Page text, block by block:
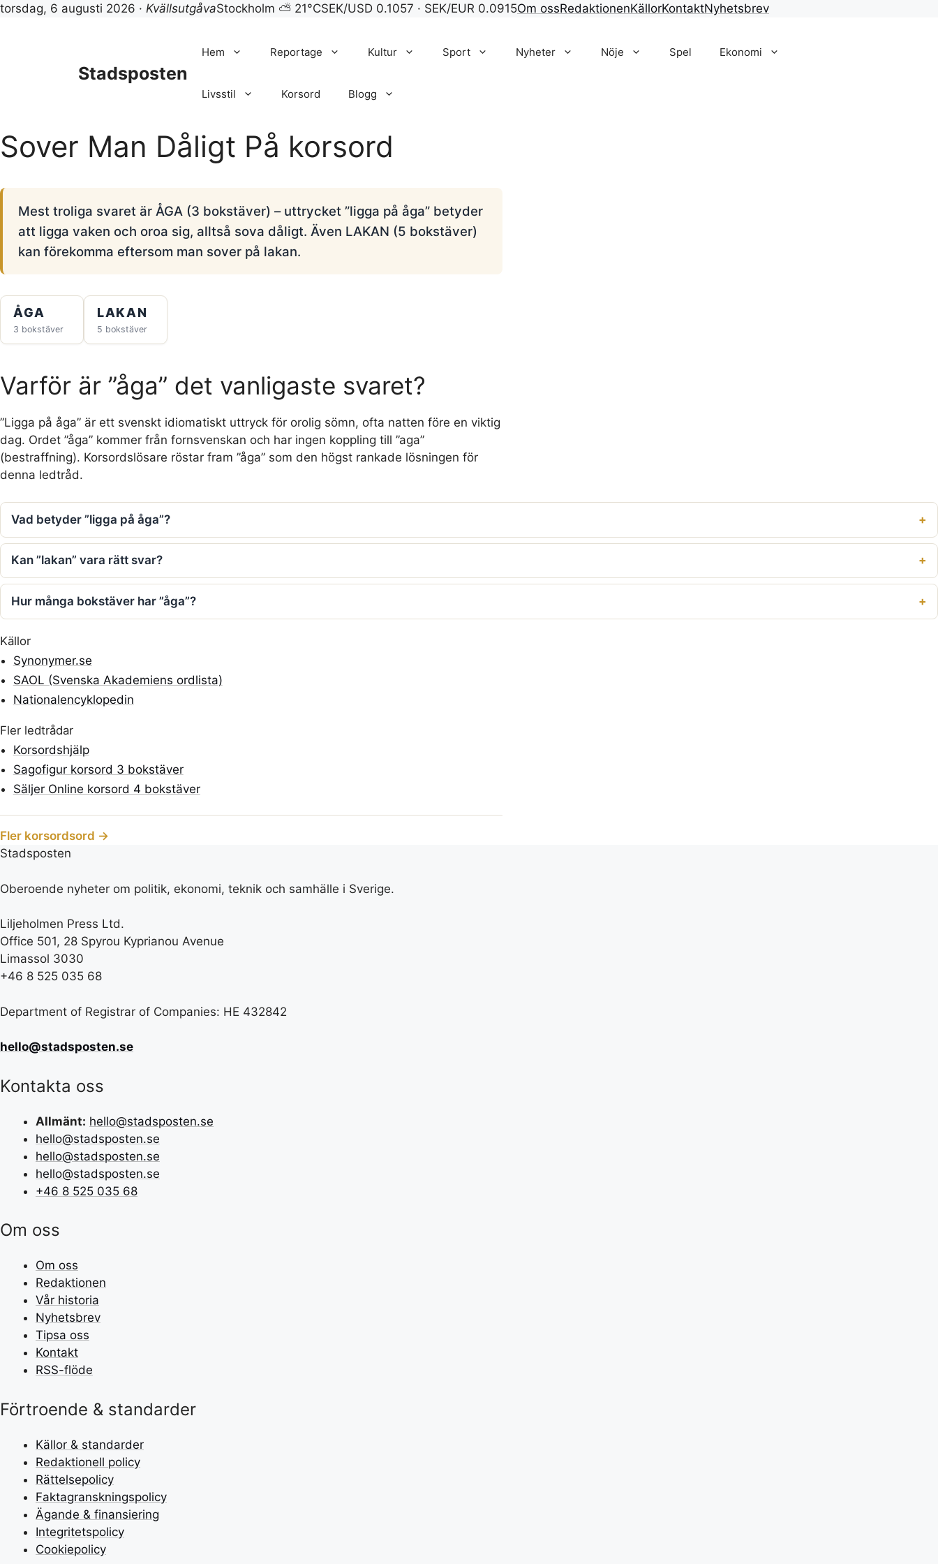
torsdag, 6 augusti 2026 · KvällsutgåvaStockholm ⛅ 21°CSEK/USD 0.1057 · SEK/EUR 0.0915Om ossRedaktionenKällorKontaktNyhetsbrev
Stadsposten
Hem Reportage Kultur Sport Nyheter Nöje Spel Ekonomi
Livsstil Korsord Blogg
Sover Man Dåligt På korsord
Mest troliga svaret är ÅGA (3 bokstäver) – uttrycket ”ligga på åga” betyder
att ligga vaken och oroa sig, alltså sova dåligt. Även LAKAN (5 bokstäver)
kan förekomma eftersom man sover på lakan.
ÅGA
3 bokstäver
LAKAN
5 bokstäver
Varför är ”åga” det vanligaste svaret?
”Ligga på åga” är ett svenskt idiomatiskt uttryck för orolig sömn, ofta natten före en viktig
dag. Ordet ”åga” kommer från fornsvenskan och har ingen koppling till ”aga”
(bestraffning). Korsordslösare röstar fram ”åga” som den högst rankade lösningen för
denna ledtråd.
Vad betyder ”ligga på åga”?
Kan ”lakan” vara rätt svar?
Hur många bokstäver har ”åga”?
Källor
Synonymer.se
SAOL (Svenska Akademiens ordlista)
Nationalencyklopedin
Fler ledtrådar
Korsordshjälp
Sagofigur korsord 3 bokstäver
Säljer Online korsord 4 bokstäver
Fler korsordsord →
Stadsposten
Oberoende nyheter om politik, ekonomi, teknik och samhälle i Sverige.
Liljeholmen Press Ltd.
Office 501, 28 Spyrou Kyprianou Avenue
Limassol 3030
+46 8 525 035 68
Department of Registrar of Companies: HE 432842
hello@stadsposten.se
Kontakta oss
Allmänt: hello@stadsposten.se
hello@stadsposten.se
hello@stadsposten.se
hello@stadsposten.se
+46 8 525 035 68
Om oss
Om oss
Redaktionen
Vår historia
Nyhetsbrev
Tipsa oss
Kontakt
RSS-flöde
Förtroende & standarder
Källor & standarder
Redaktionell policy
Rättelsepolicy
Faktagranskningspolicy
Ägande & finansiering
Integritetspolicy
Cookiepolicy